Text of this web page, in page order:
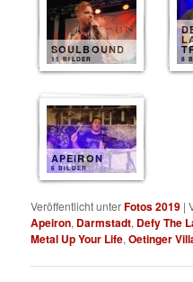
SOULBOUND
11 BILDER 8
APEIRON
6 BILDER
Veröffentlicht unterFotos 2019 |
Apeiron, Darmstadt, Defy The
Metal Up Your Life,Oetinger